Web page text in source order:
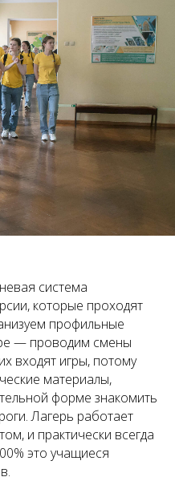
система
которые проходят
профильные
— проводим смены
входят игры, потому
материалы,
форме знакомить
Лагерь работает
и практически всегда
это учащиеся